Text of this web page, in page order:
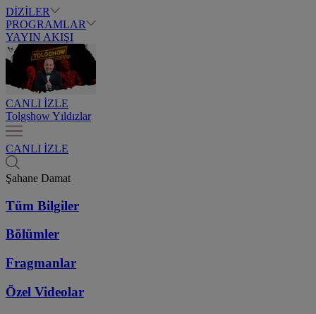
DİZİLER
PROGRAMLAR
YAYIN AKIŞI
CANLI İZLE
Tolgshow Yıldızlar
CANLI İZLE
Şahane Damat
Tüm Bilgiler
Bölümler
Fragmanlar
Özel Videolar